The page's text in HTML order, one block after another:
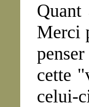
Merci
cette
celui-